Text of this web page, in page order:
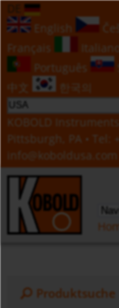
English
Français
Italiano
Português
中文
한국의
KOBOLD
Pittsburgh, PA • Tel:
info@koboldusa.com
Produktsuche